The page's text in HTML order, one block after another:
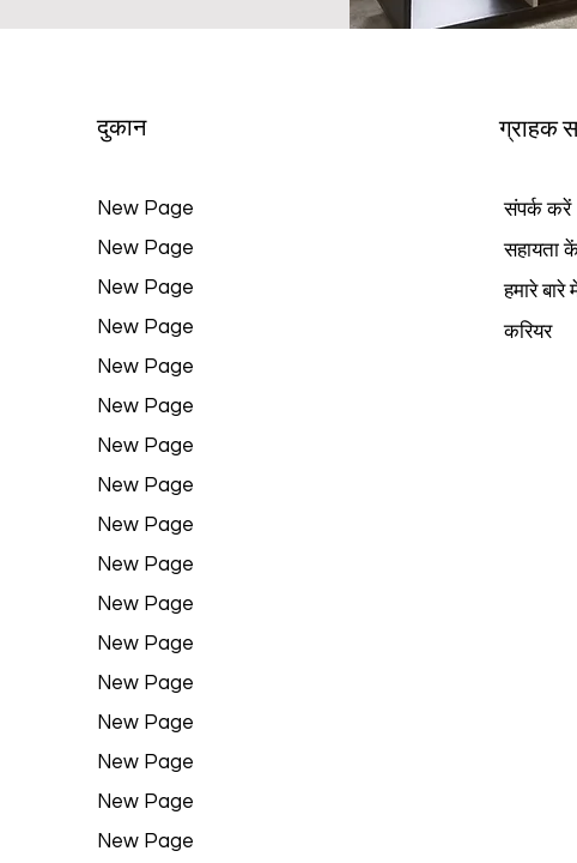
दुकान
New Page
New Page
New Page
New Page
New Page
New Page
New Page
New Page
New Page
New Page
New Page
New Page
New Page
New Page
New Page
New Page
New Page
ग्राहक
संपर्क करें
सहायता
हमारे बारे
करियर